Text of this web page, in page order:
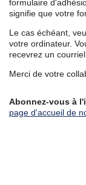
formulaire
signifie que votre
Le cas échéant,
votre ordinateur.
recevrez un
Merci de votre
Abonnez-vous à
page d'accueil de